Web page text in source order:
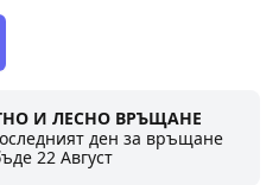
И ЛЕСНО ВРЪЩАНЕ
ден за връщане
22 Август